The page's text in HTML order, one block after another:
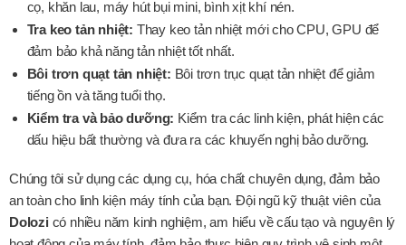
cọ, khăn lau, máy hút bụi mini, bình xịt khí nén.
Tra keo tản nhiệt: Thay keo tản nhiệt mới cho CPU, GPU để
đảm bảo khả năng tản nhiệt tốt nhất.
Bôi trơn quạt tản nhiệt: Bôi trơn trục quạt tản nhiệt để giảm
tiếng ồn và tăng tuổi thọ.
Kiểm tra và bảo dưỡng: Kiểm tra các linh kiện, phát hiện các
dấu hiệu bất thường và đưa ra các khuyến nghị bảo dưỡng.
Chúng tôi sử dụng các dụng cụ, hóa chất chuyên dụng, đảm bảo
an toàn cho linh kiện máy tính của bạn. Đội ngũ kỹ thuật viên của
Dolozi có nhiều năm kinh nghiệm, am hiểu về cấu tạo và nguyên lý